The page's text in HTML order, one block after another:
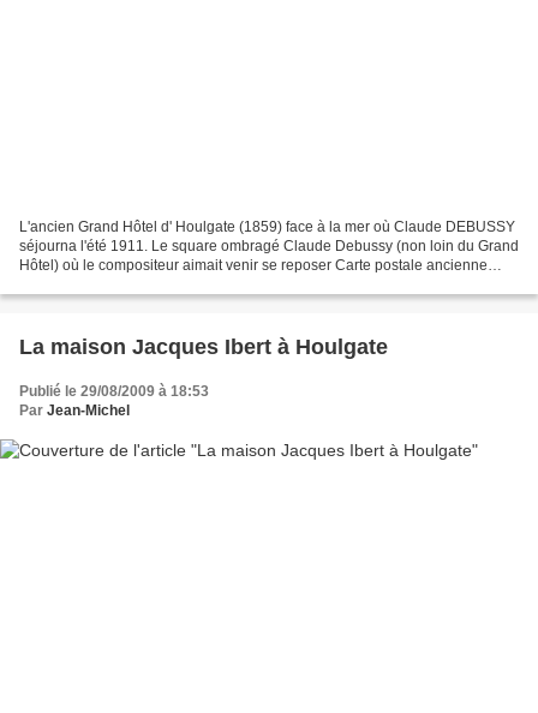
L'ancien Grand Hôtel d' Houlgate (1859) face à la mer où Claude DEBUSSY
séjourna l'été 1911. Le square ombragé Claude Debussy (non loin du Grand
Hôtel) où le compositeur aimait venir se reposer Carte postale ancienne
La maison Jacques Ibert à Houlgate
Publié le 29/08/2009 à 18:53
Par Jean-Michel